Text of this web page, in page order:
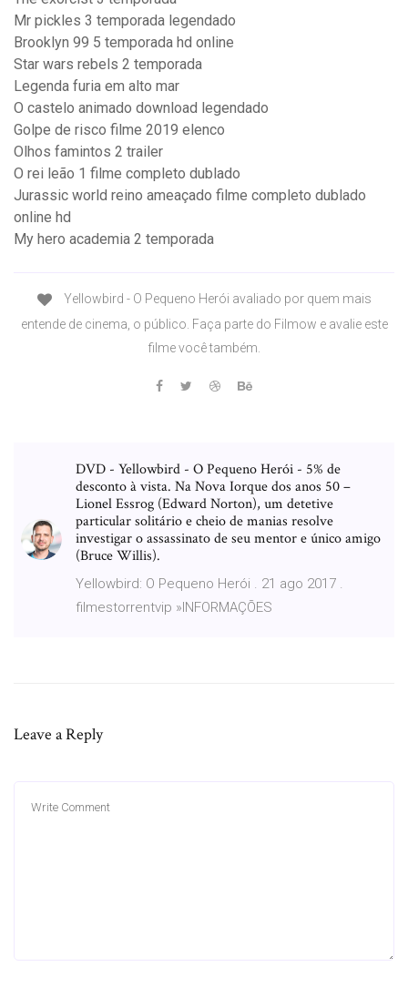
Mr pickles 3 temporada legendado
Brooklyn 99 5 temporada hd online
Star wars rebels 2 temporada
Legenda furia em alto mar
O castelo animado download legendado
Golpe de risco filme 2019 elenco
Olhos famintos 2 trailer
O rei leão 1 filme completo dublado
Jurassic world reino ameaçado filme completo dublado
online hd
My hero academia 2 temporada
Yellowbird - O Pequeno Herói avaliado por quem mais
entende de cinema, o público. Faça parte do Filmow e avalie este
filme você também.
DVD - Yellowbird - O Pequeno Herói - 5% de
desconto à vista. Na Nova Iorque dos anos 50 –
Lionel Essrog (Edward Norton), um detetive
particular solitário e cheio de manias resolve
investigar o assassinato de seu mentor e único amigo
(Bruce Willis).
Yellowbird: O Pequeno Herói . 21 ago 2017 .
filmestorrentvip »INFORMAÇÕES
Leave a Reply